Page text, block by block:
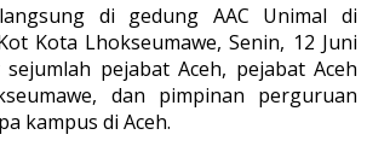
di gedung AAC Unimal di
Kota Lhokseumawe, Senin, 12 Juni
pejabat Aceh, pejabat Aceh
dan pimpinan perguruan
kampus di Aceh.